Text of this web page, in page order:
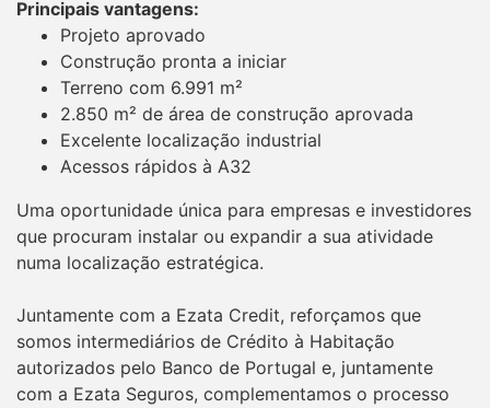
Principais vantagens:
Projeto aprovado
Construção pronta a iniciar
Terreno com 6.991 m²
2.850 m² de área de construção aprovada
Excelente localização industrial
Acessos rápidos à A32
Uma oportunidade única para empresas e investidores
que procuram instalar ou expandir a sua atividade
numa localização estratégica.
Juntamente com a Ezata Credit, reforçamos que
somos intermediários de Crédito à Habitação
autorizados pelo Banco de Portugal e, juntamente
com a Ezata Seguros, complementamos o processo